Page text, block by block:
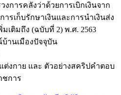
การคลังว่าด้วยการเบิกเงินจาก
ารเก็บรักษาเงินและการนำเงินส่ง
เติมถึง (ฉบับที่ 2) พ.ศ. 2563
านเมืองปัจจุบัน
ต่งกาย และ ตัวอย่างสคริปคำตอบ
ชการ